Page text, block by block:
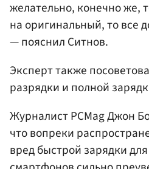
желательно, конечно же,
на оригинальный, то все
— пояснил Ситнов.
Эксперт также
разрядки и полной
Журналист PCMag Джон
что вопреки
вред быстрой зарядки